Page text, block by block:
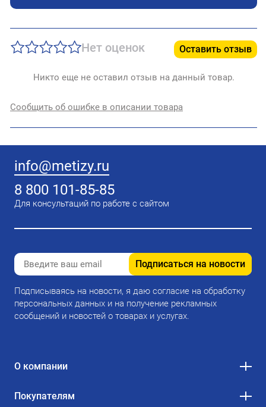
Нет оценок Оставить отзыв
Никто еще не оставил отзыв на данный товар.
Сообщить об ошибке в описании товара
info@metizy.ru
8 800 101-85-85
Для консультаций по работе с сайтом
Подписаться на новости
Подписываясь на новости, я даю согласие на обработку
персональных данных и на получение рекламных
сообщений и новостей о товарах и услугах.
О компании
Покупателям